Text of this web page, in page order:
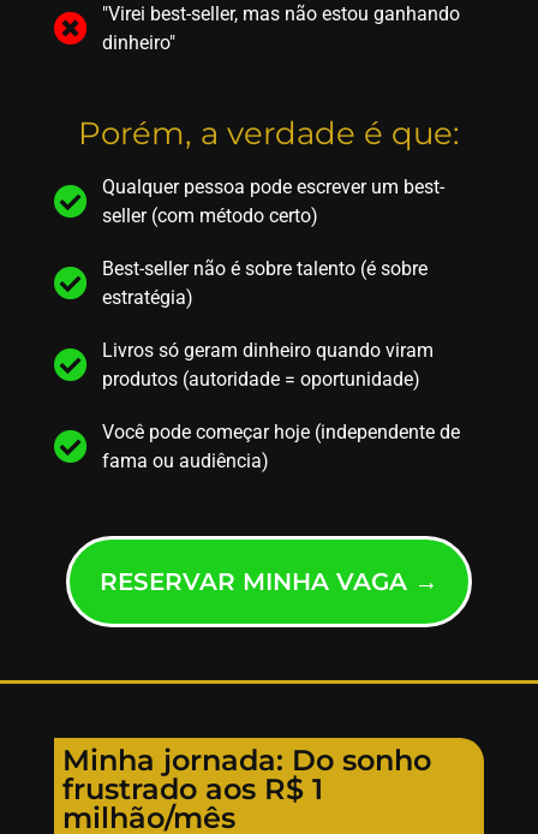
"Virei best-seller, mas não estou ganhando
dinheiro"
Porém, a verdade é que:
Qualquer pessoa pode escrever um best-
seller (com método certo)
Best-seller não é sobre talento (é sobre
estratégia)
Livros só geram dinheiro quando viram
produtos (autoridade = oportunidade)
Você pode começar hoje (independente de
fama ou audiência)
RESERVAR MINHA VAGA →
Minha jornada: Do sonho
frustrado aos R$ 1
milhão/mês